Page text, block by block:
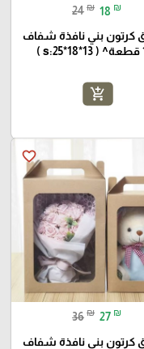
24 ₪ 18 ₪
كرتون بني نافذة شفاف
add_shopping_cart
favorite_border
36 ₪ 27 ₪
كرتون بني نافذة شفاف